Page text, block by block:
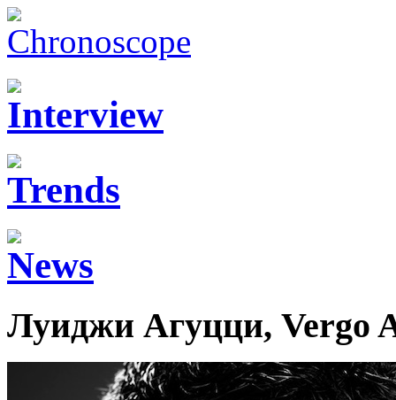
Луиджи Агуцци, Vergo